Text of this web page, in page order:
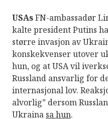
USAsFN-ambassadør
kalte president Putins
større invasjon av
konskekvenser utover
hun, og at USA vil
Russland ansvarlig for
internasjonal lov.
alvorlig” dersom
Ukraina sa hun.